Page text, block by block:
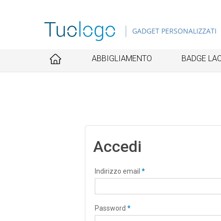
GADGET PERSONALIZZATI
ABBIGLIAMENTO
BADGE
Accedi
Indirizzo email *
Password *